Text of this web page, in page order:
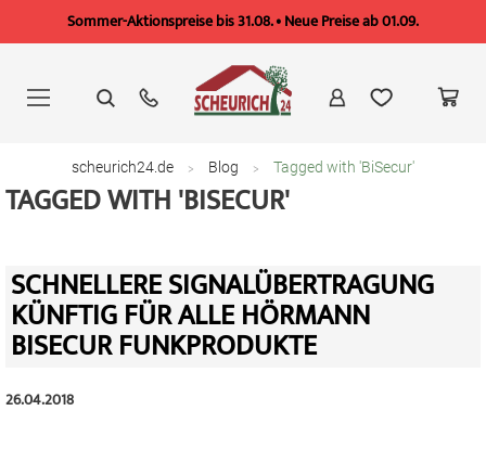
Sommer-Aktionspreise bis 31.08. • Neue Preise ab 01.09.
springen
scheurich24.de Blog Tagged with 'BiSecur'
TAGGED WITH 'BISECUR'
SCHNELLERE SIGNALÜBERTRAGUNG
KÜNFTIG FÜR ALLE HÖRMANN
BISECUR FUNKPRODUKTE
26.04.2018